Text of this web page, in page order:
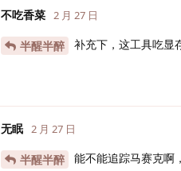
不吃香菜 2 月 27 日
半醒半醉 补充下，这工具吃显
无眠 2 月 27 日
半醒半醉 能不能追踪马赛克啊